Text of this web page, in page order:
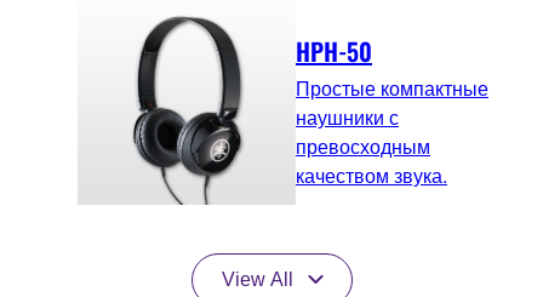
HPH-50
Простые компактные
наушники с
превосходным
качеством звука.
View All